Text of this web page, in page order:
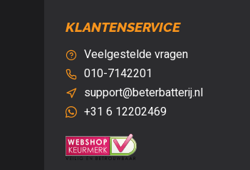
KLANTENSERVICE
Veelgestelde vragen
010-7142201
support@beterbatterij.nl
+31 6 12202469